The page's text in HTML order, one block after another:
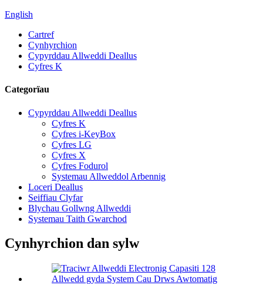
English
Cartref
Cynhyrchion
Cypyrddau Allweddi Deallus
Cyfres K
Categorïau
Cypyrddau Allweddi Deallus
Cyfres K
Cyfres i-KeyBox
Cyfres LG
Cyfres X
Cyfres Fodurol
Systemau Allweddol Arbennig
Loceri Deallus
Seiffiau Clyfar
Blychau Gollwng Allweddi
Systemau Taith Gwarchod
Cynhyrchion dan sylw